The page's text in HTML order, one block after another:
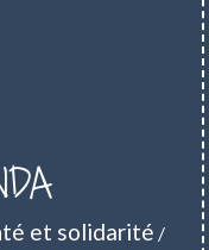
et solidarité /